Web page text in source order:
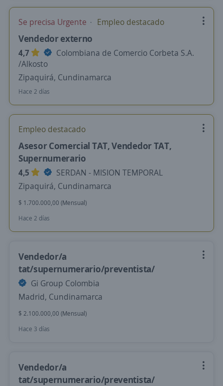
Se precisa Urgente Empleo destacado
Vendedor externo
4,7
Colombiana de Comercio Corbeta S.A.
/Alkosto
Zipaquirá, Cundinamarca
Hace 2 días
Empleo destacado
Asesor Comercial TAT, Vendedor TAT,
Supernumerario
4,5
SERDAN - MISION TEMPORAL
Zipaquirá, Cundinamarca
$ 1.700.000,00 (Mensual)
Hace 2 días
Vendedor/a
tat/supernumerario/preventista/
Gi Group Colombia
Madrid, Cundinamarca
$ 2.100.000,00 (Mensual)
Hace 3 días
Vendedor/a
tat/supernumerario/preventista/